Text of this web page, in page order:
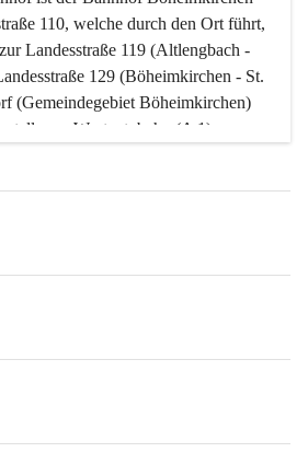
110, welche durch den Ort führt,
Landesstraße 119 (Altlengbach -
129 (Böheimkirchen - St.
(Gemeindegebiet Böheimkirchen)
zur Westautobahn (A 1).
45 Minuten.
Naherholungsraum Wien sowie
St. Pölten. Viele Bauernhöfe hatten
bauten viele Wiener
Wegen des
haben viele Jagdpächter ihre
Sicht die bedeutendste
Gebiet mit Wanderwegen durch
lädt dazu ein. Gefördert